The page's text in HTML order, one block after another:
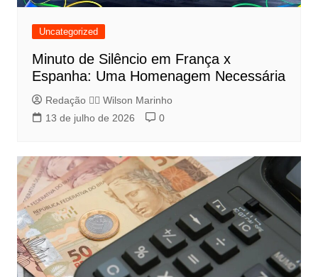
Uncategorized
Minuto de Silêncio em França x
Espanha: Uma Homenagem Necessária
Redação 👨‍⚖️​ Wilson Marinho
13 de julho de 2026
0